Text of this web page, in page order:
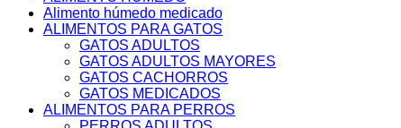
Alimento húmedo medicado
ALIMENTOS PARA GATOS
GATOS ADULTOS
GATOS ADULTOS MAYORES
GATOS CACHORROS
GATOS MEDICADOS
ALIMENTOS PARA PERROS